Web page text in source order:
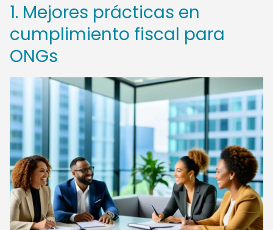
1. Mejores prácticas en
cumplimiento fiscal para
ONGs